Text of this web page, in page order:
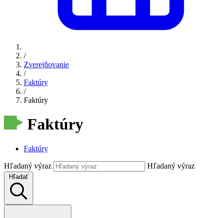
/
Zverejňovanie
/
Faktúry
/
Faktúry
Faktúry
Faktúry
Hľadaný výraz Hľadaný výraz
Hľadať